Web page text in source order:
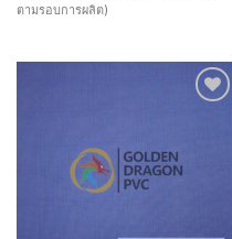
ตามรอบการผลิต)
Wishlist